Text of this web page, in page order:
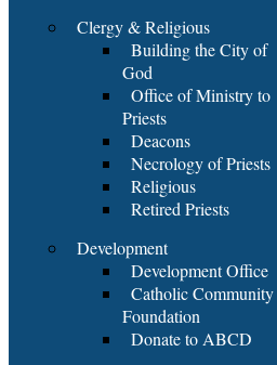
Clergy & Religious
Building the City of
God
Office of Ministry to
Priests
Deacons
Necrology of Priests
Religious
Retired Priests
Development
Development Office
Catholic Community
Foundation
Donate to ABCD